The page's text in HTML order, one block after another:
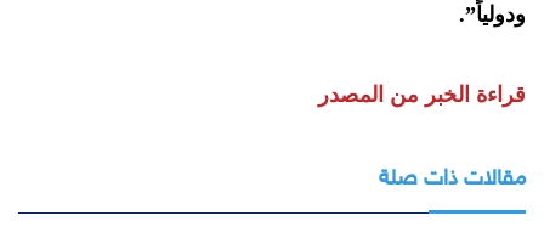
ودولياً”.
قراءة الخبر من المصدر
مقالات ذات صلة